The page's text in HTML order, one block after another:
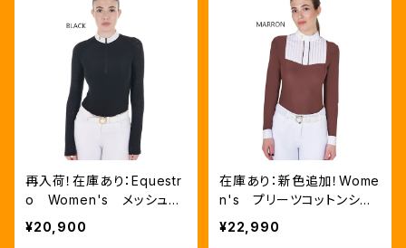
再入荷！在庫あり：Equestr
o Women's メッシュイ
ンサート競技用シャツ BL
ACK,WHITE（ETW0018
¥20,900
在庫あり：新色追加！Wome
n's プリーツコットンシャ
ツ 2色（ETW00060）
¥22,990